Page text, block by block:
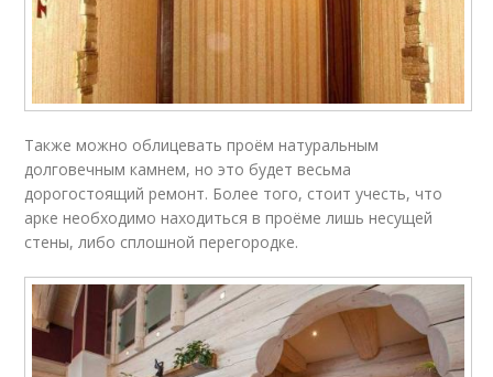
Также можно облицевать проём натуральным
долговечным камнем, но это будет весьма
дорогостоящий ремонт. Более того, стоит учесть, что
арке необходимо находиться в проёме лишь несущей
стены, либо сплошной перегородке.